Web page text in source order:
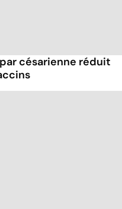
césarienne réduit